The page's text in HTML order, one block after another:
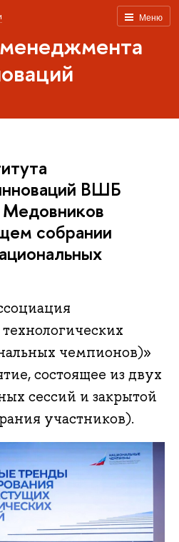
Меню
ВШБ
собрании
чемпионов)»
состоящее из двух
сессий и закрытой
участников).